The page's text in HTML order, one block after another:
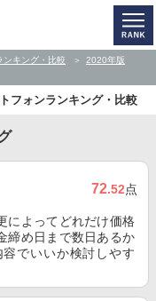
ンキング・比較
2020年版
フォンランキング・比較
72.52点
によってどれだけ価格
締め日まで数日あるか
でいいか検討しやす